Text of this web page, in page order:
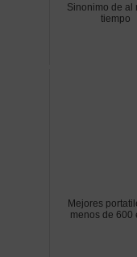
Sinonimo de al
tiempo
Mejores
menos de 600